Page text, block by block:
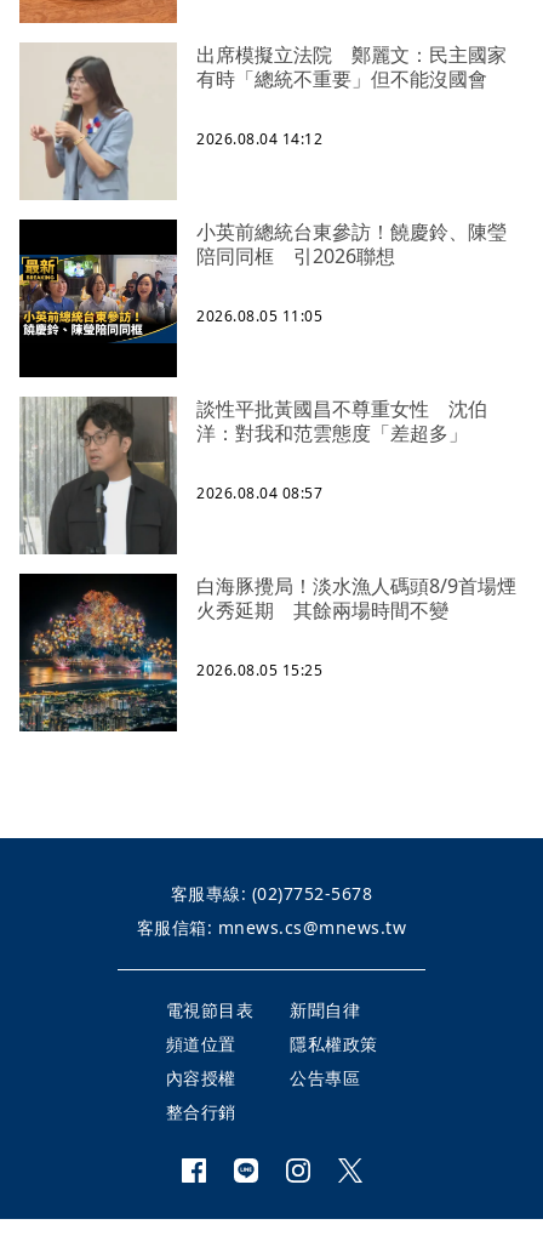
出席模擬立法院 鄭麗文：民主國家
有時「總統不重要」但不能沒國會
2026.08.04 14:12
小英前總統台東參訪！饒慶鈴、陳瑩
陪同同框 引2026聯想
2026.08.05 11:05
談性平批黃國昌不尊重女性 沈伯
洋：對我和范雲態度「差超多」
2026.08.04 08:57
白海豚攪局！淡水漁人碼頭8/9首場煙
火秀延期 其餘兩場時間不變
2026.08.05 15:25
客服專線: (02)7752-5678
客服信箱: mnews.cs@mnews.tw
電視節目表
新聞自律
頻道位置
隱私權政策
內容授權
公告專區
整合行銷